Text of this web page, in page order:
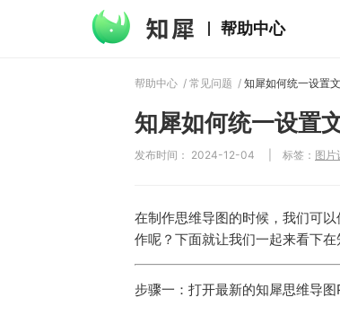
帮助中心
帮助中心 / 常见问题 / 知犀如何统一设置
知犀如何统一设置
发布时间： 2024-12-04 标签： 图片
在制作思维导图的时候，我们可
作呢？下面就让我们一起来看下
步骤一：打开最新的知犀思维导